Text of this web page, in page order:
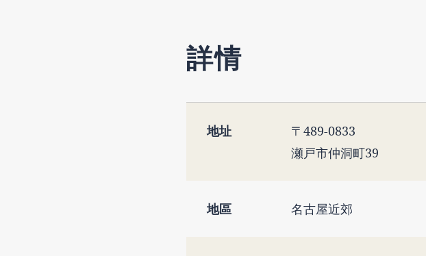
詳情
地址
〒489-0833
瀬戸市仲洞町39
地區 名古屋近郊